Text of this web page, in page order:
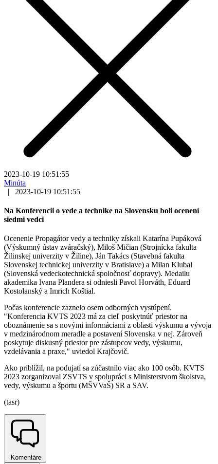
2023-10-19 10:51:55
Minúta
|
2023-10-19 10:51:55
Na Konferencii o vede a technike na Slovensku boli ocenení
siedmi vedci
Ocenenie Propagátor vedy a techniky získali Katarína Pupáková
(Výskumný ústav zváračský), Miloš Mičian (Strojnícka fakulta
Žilinskej univerzity v Žiline), Ján Takács (Stavebná fakulta
Slovenskej technickej univerzity v Bratislave) a Milan Klubal
(Slovenská vedeckotechnická spoločnosť dopravy). Medailu
akademika Ivana Plandera si odniesli Pavol Horváth, Eduard
Kostolanský a Imrich Koštial.
Počas konferencie zaznelo osem odborných vystúpení.
"Konferencia KVTS 2023 má za cieľ poskytnúť priestor na
oboznámenie sa s novými informáciami z oblasti výskumu a vývoja
v medzinárodnom meradle a postavení Slovenska v nej. Zároveň
poskytuje diskusný priestor pre zástupcov vedy, výskumu,
vzdelávania a praxe," uviedol Krajčovič.
Ako priblížil, na podujatí sa zúčastnilo viac ako 100 osôb. KVTS
2023 zorganizoval ZSVTS v spolupráci s Ministerstvom školstva,
vedy, výskumu a športu (MŠVVaŠ) SR a SAV.
(tasr)
Komentáre